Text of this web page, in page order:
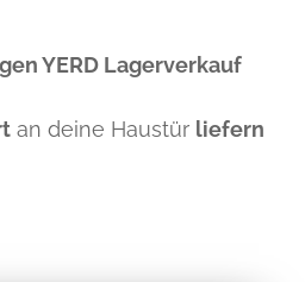
YERD Lagerverkauf
an deine Haustür liefern